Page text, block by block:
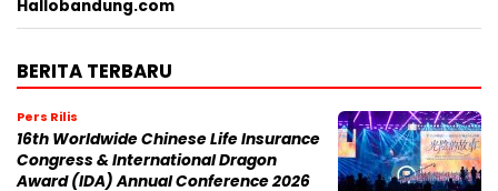
Penyimpanan Data untuk Seluruh
Skenario di Ajang DTI Indonesia 2026,
Tenggara
BERITA POPULER